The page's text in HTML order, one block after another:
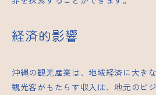
経済的影響
沖縄の観光産業は、地域経済に大き
観光客がもたらす収入は、地元のビ